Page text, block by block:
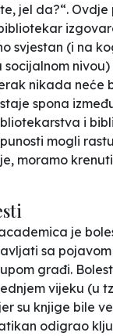
jel da?“.
svjestan (i na
socijalnom
nikada neće
spona
i
mogli
moramo
je
sa
građi.
vijeku (u
su knjige bile
odigrao